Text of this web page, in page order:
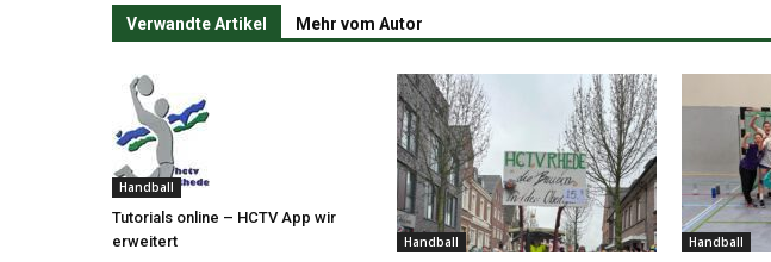
Verwandte Artikel Mehr vom Autor
Handball
Tutorials online – HCTV App wir
erweitert
Handball Handball